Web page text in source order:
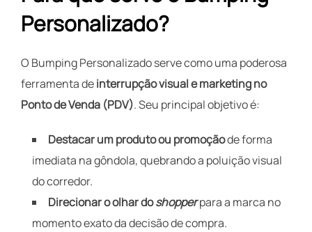
Personalizado?
O Bumping Personalizado serve como uma poderosa
ferramenta deinterrupção visual e marketing no
Ponto de Venda (PDV). Seu principal objetivo é:
Destacar um produto ou promoçãode forma
imediata na gôndola, quebrando a poluição visual
do corredor.
Direcionar o olhar doshopperpara a marca no
momento exato da decisão de compra.